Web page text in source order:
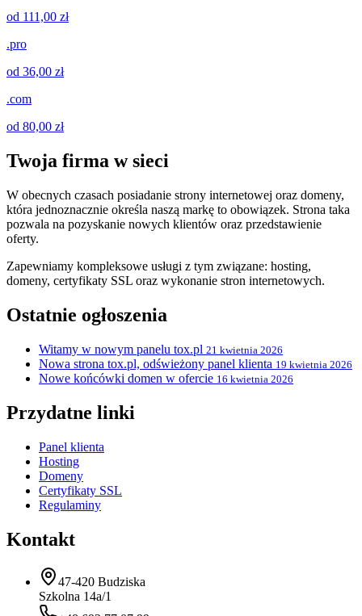
od 111,00 zł
.pro
od 36,00 zł
.com
od 80,00 zł
Twoja firma w sieci
W obecnych czasach posiadanie strony internetowej oraz domeny,
która jednoznacznie określa naszą markę to obowiązek. Strona taka
pozwala na pozyskanie nowych klientów oraz przedstawienie
oferty.
Zapewniamy kompleksowe usługi z tym związane: hosting,
domeny, certyfikaty SSL oraz wykonanie stron internetowych.
Ostatnie ogłoszenia
Witamy w nowym panelu tox.pl 21 kwietnia 2026
Nowa strona tox.pl, odświeżony panel klienta 19 kwietnia 2026
Nowe końcówki domen w ofercie 16 kwietnia 2026
Przydatne linki
Panel klienta
Hosting
Domeny
Certyfikaty SSL
Regulaminy
Kontakt
47-420 Budziska
Szkolna 14a/1